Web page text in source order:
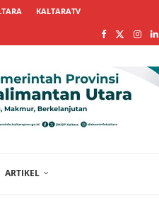
KALTARATV
ARTIKEL